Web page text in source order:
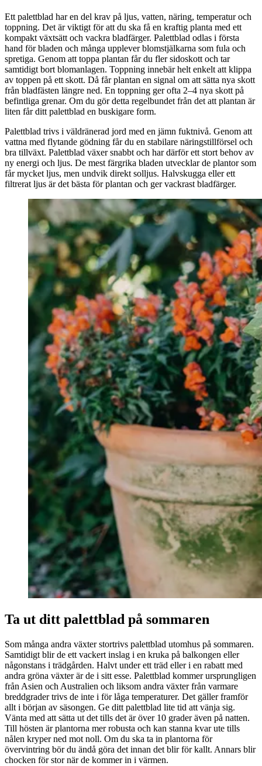
Ett palettblad har en del krav på ljus, vatten, näring, temperatur och
toppning. Det är viktigt för att du ska få en kraftig planta med ett
kompakt växtsätt och vackra bladfärger. Palettblad odlas i första
hand för bladen och många upplever blomstjälkarna som fula och
spretiga. Genom att toppa plantan får du fler sidoskott och tar
samtidigt bort blomanlagen. Toppning innebär helt enkelt att klippa
av toppen på ett skott. Då får plantan en signal om att sätta nya skott
från bladfästen längre ned. En toppning ger ofta 2–4 nya skott på
befintliga grenar. Om du gör detta regelbundet från det att plantan är
liten får ditt palettblad en buskigare form.
Palettblad trivs i väldränerad jord med en jämn fuktnivå. Genom att
vattna med flytande gödning får du en stabilare näringstillförsel och
bra tillväxt. Palettblad växer snabbt och har därför ett stort behov av
ny energi och ljus. De mest färgrika bladen utvecklar de plantor som
får mycket ljus, men undvik direkt solljus. Halvskugga eller ett
filtrerat ljus är det bästa för plantan och ger vackrast bladfärger.
Ta ut ditt palettblad på sommaren
Som många andra växter stortrivs palettblad utomhus på sommaren.
Samtidigt blir de ett vackert inslag i en kruka på balkongen eller
någonstans i trädgården. Halvt under ett träd eller i en rabatt med
andra gröna växter är de i sitt esse. Palettblad kommer ursprungligen
från Asien och Australien och liksom andra växter från varmare
breddgrader trivs de inte i för låga temperaturer. Det gäller framför
allt i början av säsongen. Ge ditt palettblad lite tid att vänja sig.
Vänta med att sätta ut det tills det är över 10 grader även på natten.
Till hösten är plantorna mer robusta och kan stanna kvar ute tills
nålen kryper ned mot noll. Om du ska ta in plantorna för
övervintring bör du ändå göra det innan det blir för kallt. Annars blir
chocken för stor när de kommer in i värmen.